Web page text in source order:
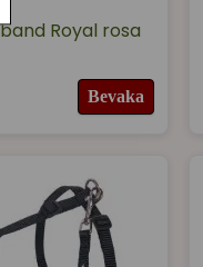
Royal rosa
Bevaka